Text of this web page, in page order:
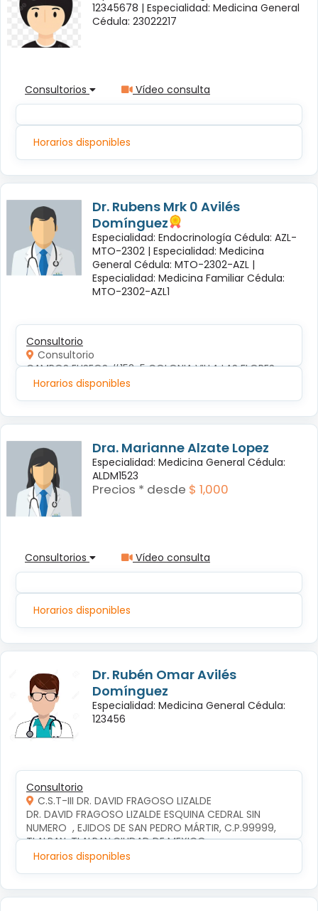
12345678 | Especialidad: Medicina General
Cédula: 23022217
Consultorios Vídeo consulta
Horarios disponibles
Dr. Rubens Mrk 0 Avilés
Domínguez
Especialidad: Endocrinología Cédula: AZL-
MTO-2302 | Especialidad: Medicina
General Cédula: MTO-2302-AZL |
Especialidad: Medicina Familiar Cédula:
MTO-2302-AZL1
Consultorio
Consultorio
CAMPOS ELISEOS #152-5 COLONIA VILLA LAS FLORES
Horarios disponibles
Dra. Marianne Alzate Lopez
Especialidad: Medicina General Cédula:
ALDM1523
Precios * desde $ 1,000
Consultorios Vídeo consulta
Horarios disponibles
Dr. Rubén Omar Avilés
Domínguez
Especialidad: Medicina General Cédula:
123456
Consultorio
C.S.T-III DR. DAVID FRAGOSO LIZALDE
DR. DAVID FRAGOSO LIZALDE ESQUINA CEDRAL SIN
NUMERO  , EJIDOS DE SAN PEDRO MÁRTIR, C.P.99999,
TLALPAN, TLALPAN,CIUDAD DE MEXICO
Horarios disponibles